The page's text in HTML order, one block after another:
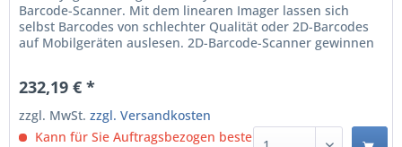
Barcode-Scanner. Mit dem linearen Imager lassen sich
selbst Barcodes von schlechter Qualität oder 2D-Barcodes
auf Mobilgeräten auslesen. 2D-Barcode-Scanner gewinnen
Herausforderung, trotz räumlicher...
232,19 € *
zzgl. MwSt.zzgl. Versandkosten
Kann für Sie Auftragsbezogen bestellt werden.